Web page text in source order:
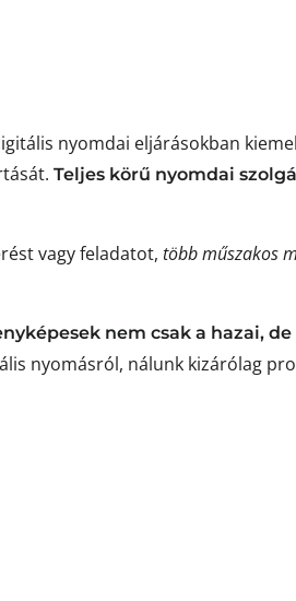
nyomdai eljárásokban
Teljes körű nyomdai
vagy feladatot, több műszakos
nem csak a hazai,
nyomásról, nálunk kizárólag